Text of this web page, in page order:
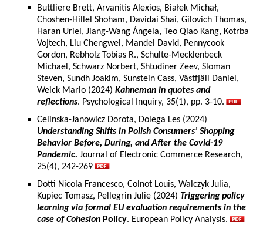
Buttliere Brett, Arvanitis Alexios, Białek Michał,
Choshen-Hillel Shoham, Davidai Shai, Gilovich Thomas,
Haran Uriel, Jiang-Wang Ángela, Teo Qiao Kang, Kotrba
Vojtech, Liu Chengwei, Mandel David, Pennycook
Gordon, Rebholz Tobias R., Schulte-Mecklenbeck
Michael, Schwarz Norbert, Shtudiner Zeev, Sloman
Steven, Sundh Joakim, Sunstein Cass, Västfjäll Daniel,
Weick Mario (2024) Kahneman in quotes and
reflections. Psychological Inquiry, 35(1), pp. 3-10.
Celinska-Janowicz Dorota, Dolega Les (2024)
Understanding Shifts in Polish Consumers’ Shopping
Behavior Before, During, and After the Covid-19
Pandemic. Journal of Electronic Commerce Research,
25(4), 242-269
Dotti Nicola Francesco, Colnot Louis, Walczyk Julia,
Kupiec Tomasz, Pellegrin Julie (2024) Triggering policy
learning via formal EU evaluation requirements in the
case of Cohesion Policy. European Policy Analysis.